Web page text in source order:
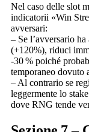
Nel caso delle slot
indicatorii «Win
avversari:
– Se l’avversario
(+120%), riduci
‑30 % poiché
temporaneo dovuto
– Al contrario se
leggermente lo
dove RNG tende